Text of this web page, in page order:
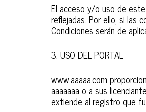
El acceso y/o uso de este
reflejadas. Por ello, si las
Condiciones serán de
3. USO DEL PORTAL
www.aaaaa.com
aaaaaaa o a sus
extiende al registro que